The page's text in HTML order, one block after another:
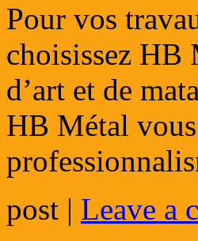
Pour vos
choisissez HB
d’art et de
HB Métal
post | Leave a